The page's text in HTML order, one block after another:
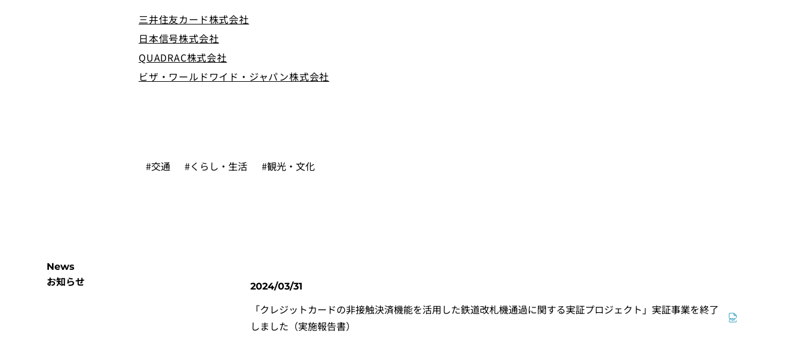
三井住友カード株式会社
日本信号株式会社
QUADRAC株式会社
ビザ・ワールドワイド・ジャパン株式会社
#交通 #くらし・生活 #観光・文化
News
お知らせ 2024/03/31
「クレジットカードの非接触決済機能を活用した鉄道改札機通過に関する実証プロジェクト」実証事業を終了
しました（実施報告書）